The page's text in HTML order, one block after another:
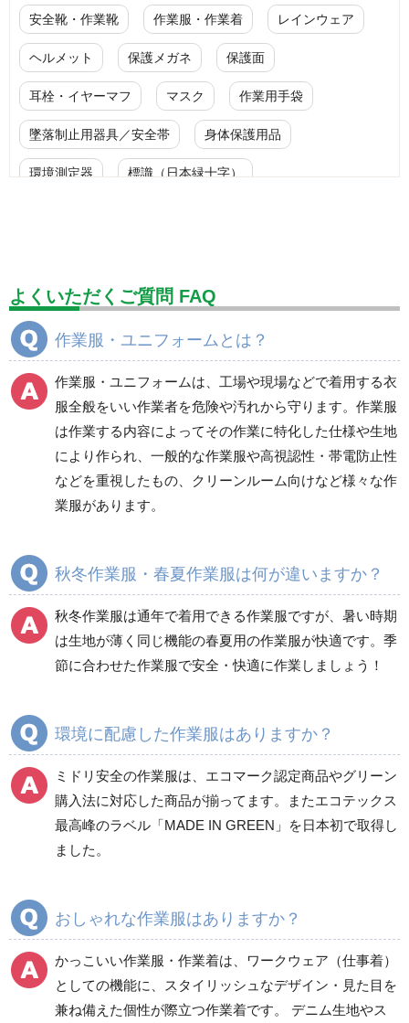
安全靴・作業靴 作業服・作業着 レインウェア
ヘルメット 保護メガネ 保護面
耳栓・イヤーマフ マスク 作業用手袋
墜落制止用器具／安全帯 身体保護用品
環境測定器 標識（日本緑十字）
設備用品・作業補助用品 工事作業用品
分煙対策機器
電気保守用品 ワイパー クリーンルーム対策用品
防災グッズ（防災セット） 救急医療品
健康管理器具 季節商品 ウイルス対策用品
商品カテゴリ一覧
秋冬長袖
食品産業用長袖
食品産業用半袖
秋冬長袖
ワークパンツ
春夏ワークパンツ作業
ズボン
秋冬ワークパンツ作業
ズボン
ツ
クリーンウェアワーク
パンツ
カーゴパンツ
春夏カーゴパンツ作業
ズボン
ズボン
よくいただくご質問 FAQ
作業服・ユニフォームとは？
作業服・ユニフォームは、工場や現場などで着用する衣
服全般をいい作業者を危険や汚れから守ります。作業服
は作業する内容によってその作業に特化した仕様や生地
により作られ、一般的な作業服や高視認性・帯電防止性
などを重視したもの、クリーンルーム向けなど様々な作
業服があります。
秋冬作業服・春夏作業服は何が違いますか？
秋冬作業服は通年で着用できる作業服ですが、暑い時期
は生地が薄く同じ機能の春夏用の作業服が快適です。季
節に合わせた作業服で安全・快適に作業しましょう！
環境に配慮した作業服はありますか？
ミドリ安全の作業服は、エコマーク認定商品やグリーン
購入法に対応した商品が揃ってます。またエコテックス
最高峰のラベル「MADE IN GREEN」を日本初で取得し
ました。
おしゃれな作業服はありますか？
かっこいい作業服・作業着は、ワークウェア（仕事着）
としての機能に、スタイリッシュなデザイン・見た目を
兼ね備えた個性が際立つ作業着です。 デニム生地やス